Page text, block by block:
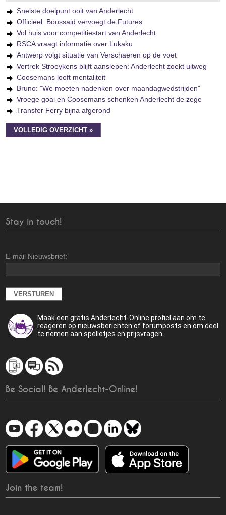
Snelste doelpunt ooit van Anderlecht
Officieel: Boussaid vervoegt de Futures
Vol huis voor competitiestart van Anderlecht
RSCA vraagt informatie over Lukaku
Antwerp volgt situatie van Verschaeren op de voet
Vertrek Stroeykens blijft aanslepen: Anderlecht zoekt uitweg
Coosemans looft mentaliteit
Bruno: "We moeten nadenken over maandagwedstrijden"
Vroege goal en Coosemans schenken Anderlecht de zege
Transfer Ferry bijna afgerond
VOLLEDIG OVERZICHT »
Stay in touch!
E-mail Nieuwsbrief:
Maak een gratis Anderlecht-Online profiel aan om te
reageren op nieuwsberichten of forumposts en om deel
te nemen aan spelletjes en prijsvragen.
Be Social! Be Anderlecht-Online!
Join the team!